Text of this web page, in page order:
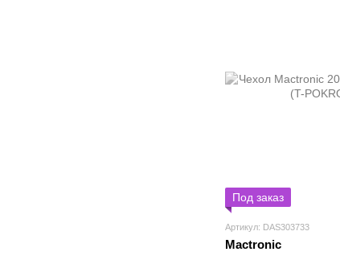
Под заказ
Артикул: DAS303733
Mactronic